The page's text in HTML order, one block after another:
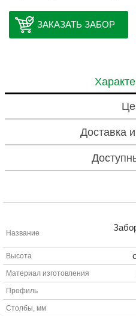
ЗАКАЗАТЬ ЗАБОР
Доставка
Название
Высота
Материал изготовления
Профиль
Столбы, мм